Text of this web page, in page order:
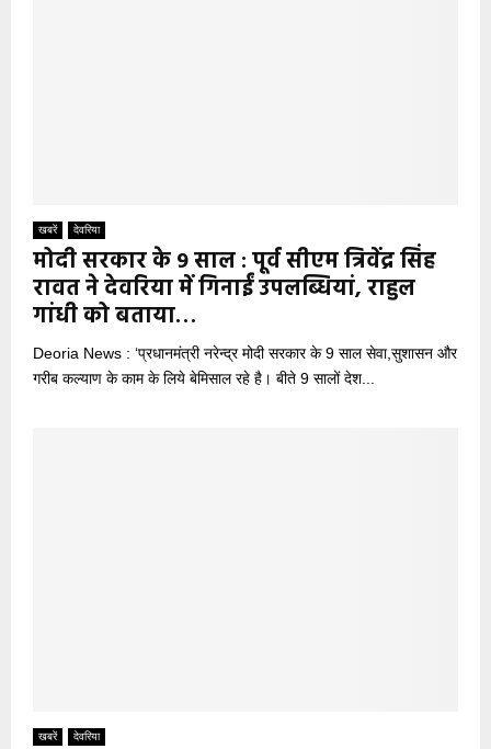
खबरें देवरिया
मोदी सरकार के 9 साल : पूर्व सीएम त्रिवेंद्र सिंह
रावत ने देवरिया में गिनाईं उपलब्धियां, राहुल
गांधी को बताया…
Deoria News : ‘प्रधानमंत्री नरेन्द्र मोदी सरकार के 9 साल सेवा,सुशासन और
गरीब कल्याण के काम के लिये बेमिसाल रहे है। बीते 9 सालों देश...
खबरें देवरिया